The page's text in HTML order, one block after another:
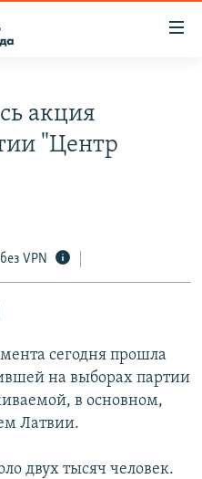
акция
"Центр
VPN
сегодня прошла
на выборах партии
в основном,
Латвии.
двух тысяч человек.